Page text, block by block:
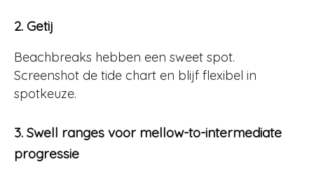
2. Getij
Beachbreaks hebben een sweet spot.
Screenshot de tide chart en blijf flexibel in
spotkeuze.
3. Swell ranges voor mellow-to-intermediate
progressie